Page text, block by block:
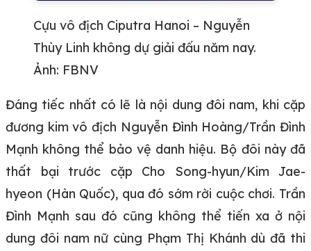
Cựu vô địch Ciputra Hanoi – Nguyễn
Thùy Linh không dự giải đấu năm nay.
Ảnh: FBNV
Đáng tiếc nhất có lẽ là nội dung đôi nam, khi cặp
đương kim vô địch Nguyễn Đình Hoàng/Trần Đình
Mạnh không thể bảo vệ danh hiệu. Bộ đôi này đã
thất bại trước cặp Cho Song-hyun/Kim Jae-
hyeon (Hàn Quốc), qua đó sớm rời cuộc chơi. Trần
Đình Mạnh sau đó cũng không thể tiến xa ở nội
dung đôi nam nữ cùng Phạm Thị Khánh dù đã thi